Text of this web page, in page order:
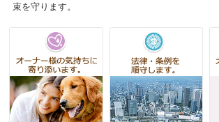
束を守ります。